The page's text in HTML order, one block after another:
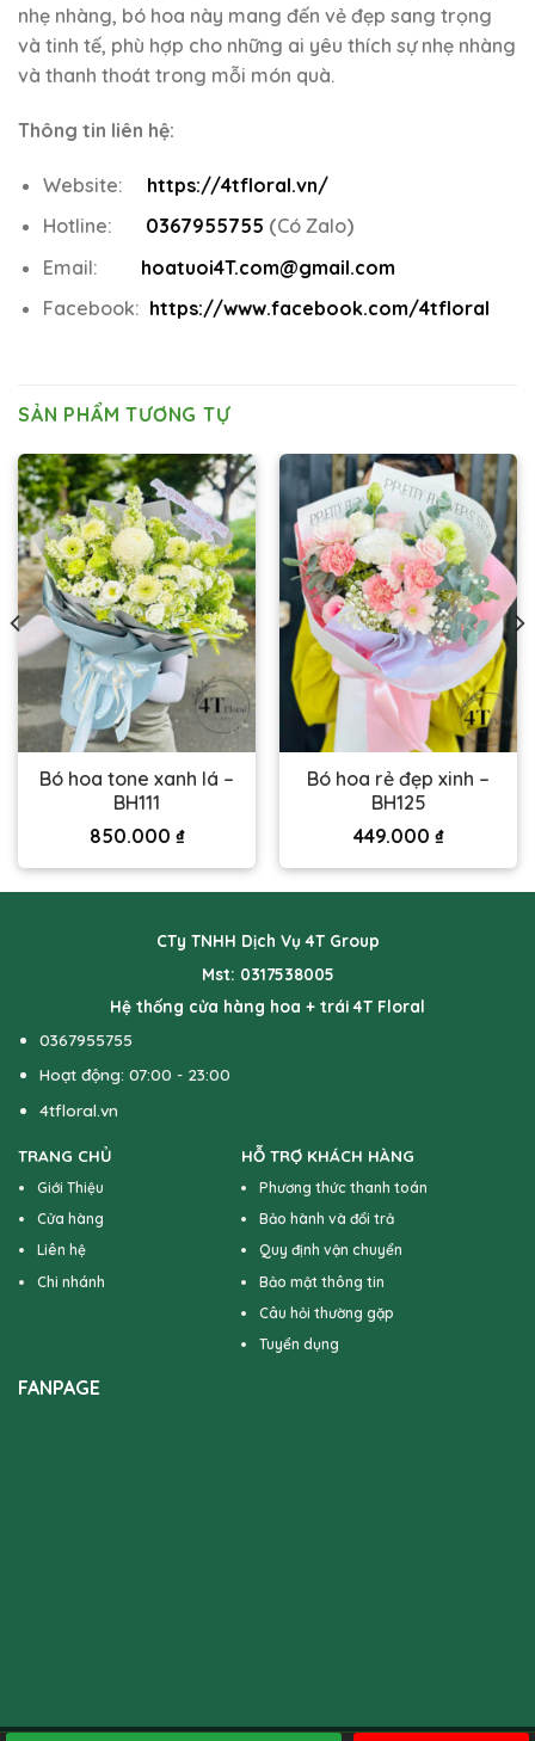
nhẹ nhàng, bó hoa này mang đến vẻ đẹp sang trọng
và tinh tế, phù hợp cho những ai yêu thích sự nhẹ nhàng
và thanh thoát trong mỗi món quà.
Thông tin liên hệ:
Website:
https://4tfloral.vn/
Hotline:
0367955755 (Có Zalo)
Email:
hoatuoi4T.com@gmail.com
Facebook: https://www.facebook.com/4tfloral
SẢN PHẨM TƯƠNG TỰ
Bó hoa tone xanh lá –
BH111
850.000 ₫
Bó hoa rẻ đẹp xinh –
BH125
449.000 ₫
CTy TNHH Dịch Vụ 4T Group
Mst: 0317538005
Hệ thống cửa hàng hoa + trái 4T Floral
0367955755
Hoạt động: 07:00 - 23:00
4tfloral.vn
TRANG CHỦ
Giới Thiệu
Cửa hàng
Liên hệ
Chi nhánh
HỖ TRỢ KHÁCH HÀNG
Phương thức thanh toán
Bảo hành và đổi trả
Quy định vận chuyển
Bảo mật thông tin
Câu hỏi thường gặp
Tuyển dụng
FANPAGE